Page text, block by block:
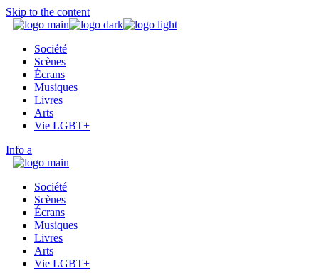
Skip to the content
Société
Scènes
Écrans
Musiques
Livres
Arts
Vie LGBT+
Info
Société
Scènes
Écrans
Musiques
Livres
Arts
Vie LGBT+